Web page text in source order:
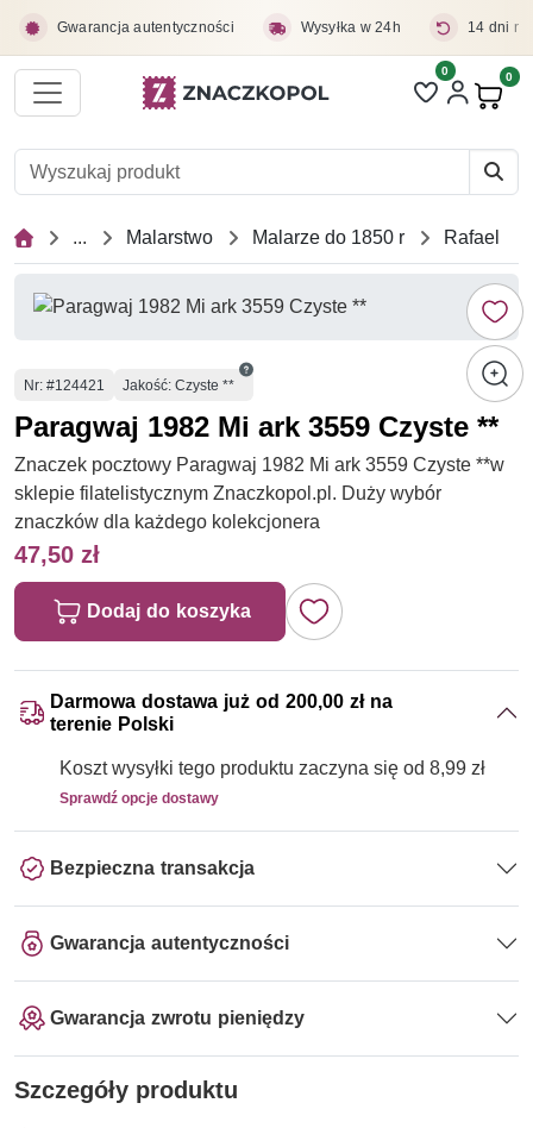
Gwarancja autentyczności Wysyłka w 24h 14 dni
Liczba pozycji
0 0
... Malarstwo Malarze do 1850 r Rafael
Numer
Nr: #124421 Jakość: Czyste **
Paragwaj 1982 Mi ark 3559 Czyste **
Znaczek pocztowy Paragwaj 1982 Mi ark 3559 Czyste **w
sklepie filatelistycznym Znaczkopol.pl. Duży wybór
znaczków dla każdego kolekcjonera
47,50 zł
Dodaj do koszyka
Darmowa dostawa już od 200,00 zł na
terenie Polski
Koszt wysyłki tego produktu zaczyna się od 8,99 zł
Sprawdź opcje dostawy
Bezpieczna transakcja
Gwarancja autentyczności
Gwarancja zwrotu pieniędzy
Szczegóły produktu